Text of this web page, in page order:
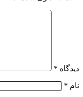
دیدگاه *
نام *